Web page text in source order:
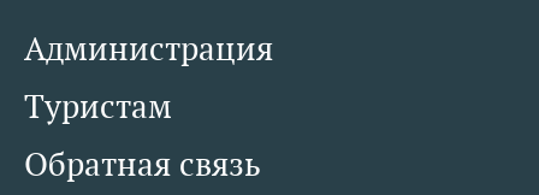
Администрация
Туристам
Обратная связь